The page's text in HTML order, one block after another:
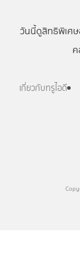
วันนี้ดูสิทธิพิเศษ
เกี่ยวกับทรูไอดี